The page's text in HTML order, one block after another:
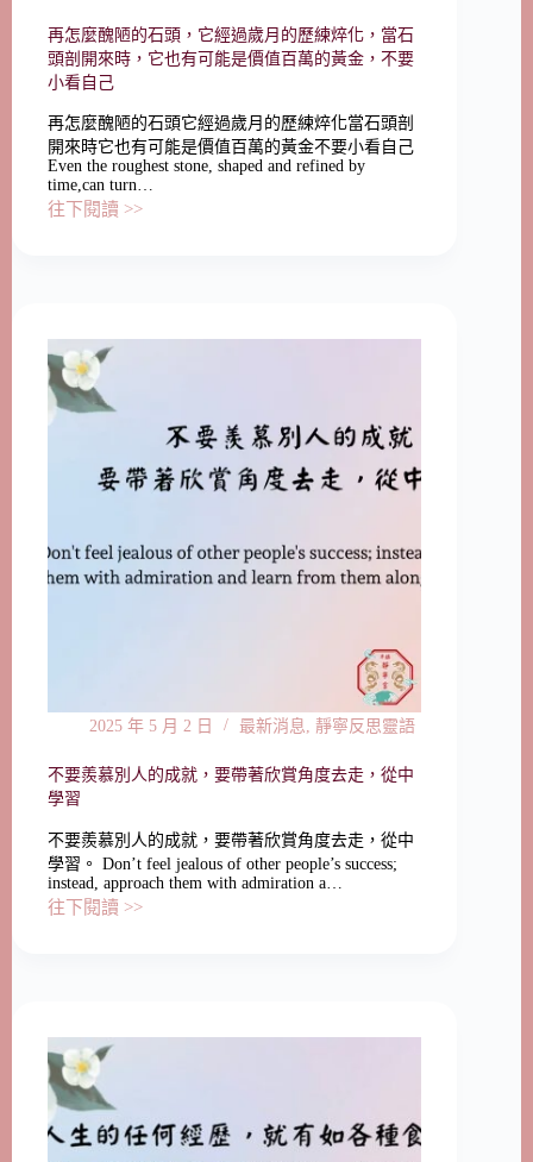
再怎麼醜陋的石頭，它經過歲月的歷練焠化，當石
頭剖開來時，它也有可能是價值百萬的黃金，不要
小看自己
再怎麼醜陋的石頭它經過歲月的歷練焠化當石頭剖
開來時它也有可能是價值百萬的黃金不要小看自己
Even the roughest stone, shaped and refined by
time,can turn…
往下閱讀 >>
2025 年 5 月 2 日 最新消息, 靜寧反思靈語
不要羨慕別人的成就，要帶著欣賞角度去走，從中
學習
不要羨慕別人的成就，要帶著欣賞角度去走，從中
學習。 Don’t feel jealous of other people’s success;
instead, approach them with admiration a…
往下閱讀 >>